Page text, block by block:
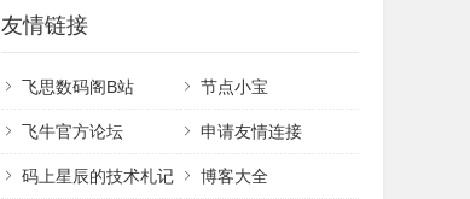
友情链接
飞思数码阁B站 节点小宝
飞牛官方论坛 申请友情连接
码上星辰的技术札记 博客大全